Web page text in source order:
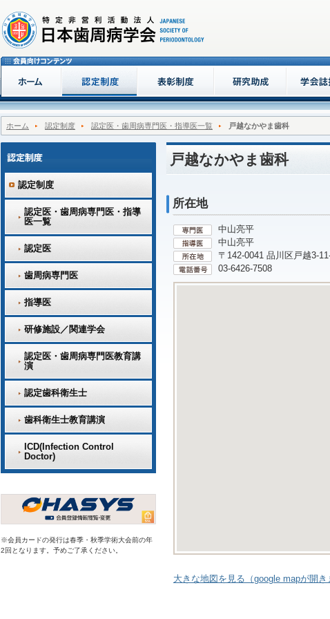
ホーム 認定制度 認定医・歯周病専門医・指導医一覧 戸越なかやま歯科
戸越なかやま歯科
所在地
中山亮平
中山亮平
〒142-0041 品川区戸越3-
03-6426-7508
大きな地図を見る（google mapが開き
認定制度
認定医・歯周病専門医・指導
医一覧
認定医
歯周病専門医
指導医
研修施設／関連学会
認定医・歯周病専門医教育講
演
認定歯科衛生士
歯科衛生士教育講演
ICD(Infection Control
Doctor)
※会員カードの発行は春季・秋季学術大会前の年
2回となります。予めご了承ください。